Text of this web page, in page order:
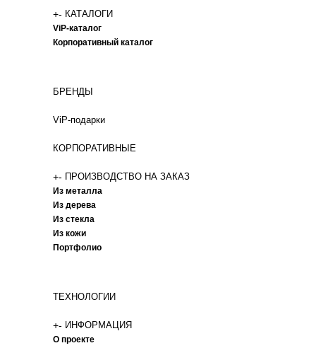
+- КАТАЛОГИ
ViP-каталог
Корпоративный каталог
БРЕНДЫ
ViP-подарки
КОРПОРАТИВНЫЕ
+- ПРОИЗВОДСТВО НА ЗАКАЗ
Из металла
Из дерева
Из стекла
Из кожи
Портфолио
ТЕХНОЛОГИИ
+- ИНФОРМАЦИЯ
О проекте